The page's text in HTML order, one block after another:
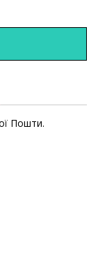
Пошти.